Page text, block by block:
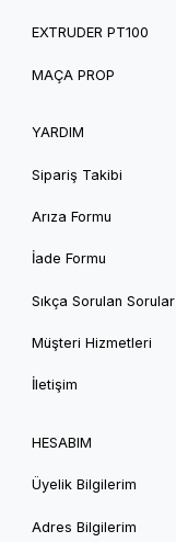
EXTRUDER PT100
MAÇA PROP
YARDIM
Sipariş Takibi
Arıza Formu
İade Formu
Sıkça Sorulan Sorular
Müşteri Hizmetleri
İletişim
HESABIM
Üyelik Bilgilerim
Adres Bilgilerim